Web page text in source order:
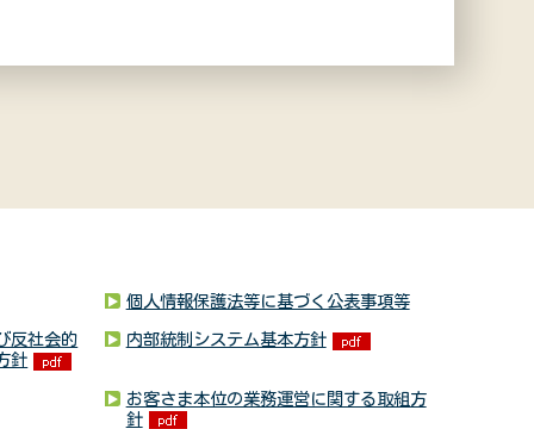
個人情報保護法等に基づく公表事項等
反社会的
針
内部統制システム基本方針
お客さま本位の業務運営に関する取組方
針